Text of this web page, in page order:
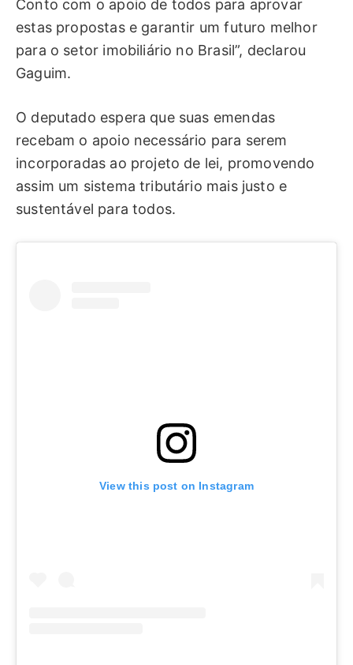
Conto com o apoio de todos para aprovar
estas propostas e garantir um futuro melhor
para o setor imobiliário no Brasil”, declarou
Gaguim.
O deputado espera que suas emendas
recebam o apoio necessário para serem
incorporadas ao projeto de lei, promovendo
assim um sistema tributário mais justo e
sustentável para todos.
View this post on Instagram